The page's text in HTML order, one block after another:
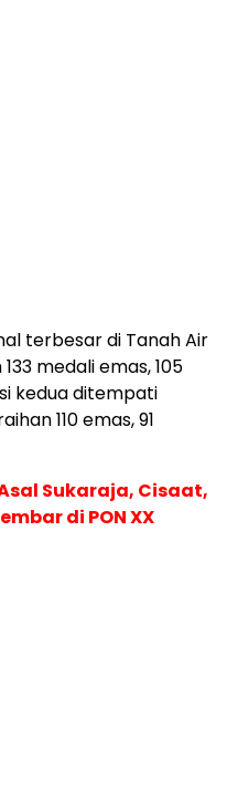
terbesar di Tanah Air
medali emas, 105
kedua ditempati
110 emas, 91
Sukaraja, Cisaat,
di PON XX